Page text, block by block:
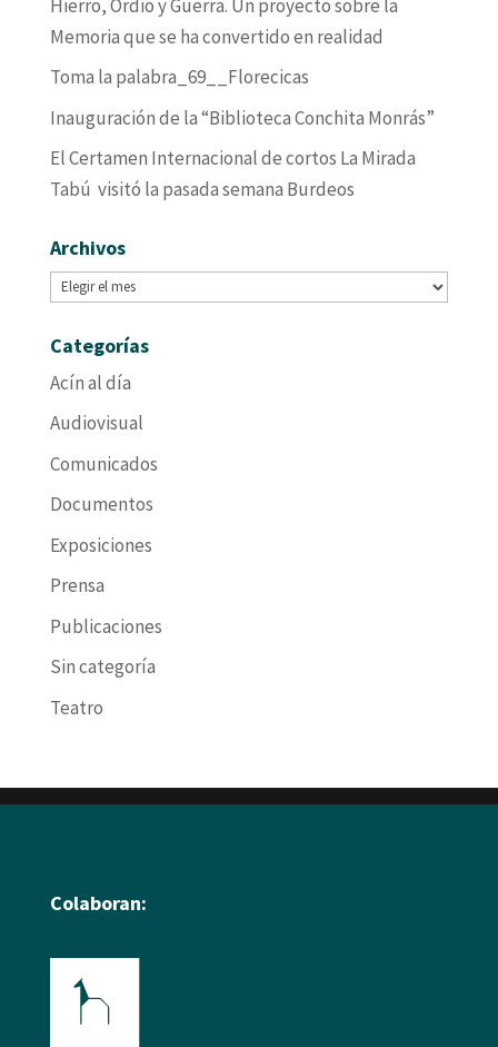
Hierro, Ordio y Guerra. Un proyecto sobre la
Memoria que se ha convertido en realidad
Toma la palabra_69__Florecicas
Inauguración de la “Biblioteca Conchita Monrás”
El Certamen Internacional de cortos La Mirada
Tabú visitó la pasada semana Burdeos
Archivos
Archivos
Categorías
Acín al día
Audiovisual
Comunicados
Documentos
Exposiciones
Prensa
Publicaciones
Sin categoría
Teatro
Colaboran: